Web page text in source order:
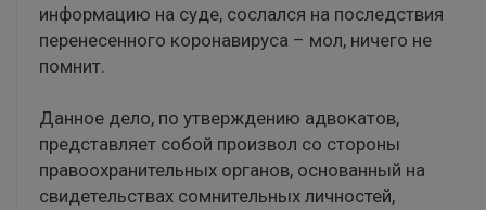
информацию на суде, сослался на последствия
перенесенного коронавируса – мол, ничего не
помнит.
Данное дело, по утверждению адвокатов,
представляет собой произвол со стороны
правоохранительных органов, основанный на
свидетельствах сомнительных личностей,